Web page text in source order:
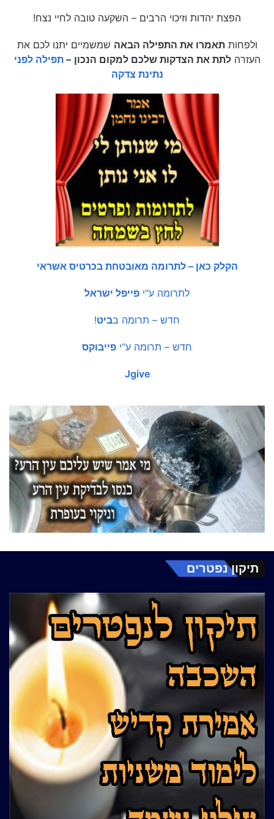
הפצת יהדות וזיכוי הרבים – השקעה טובה לחיי נצח!
ולפחותתאמרו את התפילה הבאה שמשמיים יתנו לכם את
העזרהלתת את הצדקות שלכם למקום הנכון –תפילה לפני
נתינת צדקה
הקלק כאן – לתרומה מאובטחת בכרטיס אשראי
לתרומה ע"י פייפל ישראל
חדש – תרומה בביט!
חדש – תרומה ע"י פייבוקס
Jgive
תיקון נפטרים